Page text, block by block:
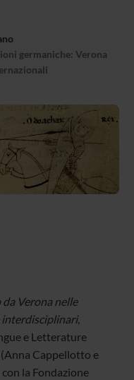
germaniche: Verona
da Verona nelle
,
e Letterature
Cappellotto e
la Fondazione